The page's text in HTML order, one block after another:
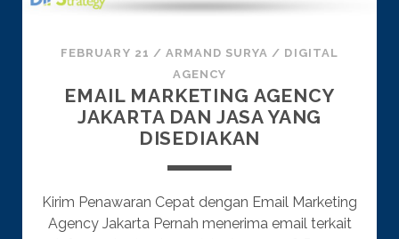
FEBRUARY 21 / ARMAND SURYA / DIGITAL
AGENCY
EMAIL MARKETING AGENCY
JAKARTA DAN JASA YANG
DISEDIAKAN
Kirim Penawaran Cepat dengan Email Marketing
Agency Jakarta Pernah menerima email terkait